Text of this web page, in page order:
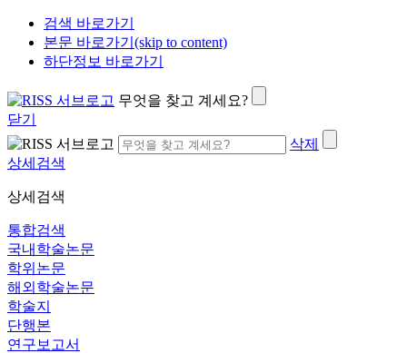
검색 바로가기
본문 바로가기(skip to content)
하단정보 바로가기
무엇을 찾고 계세요?
닫기
삭제
상세검색
상세검색
통합검색
국내학술논문
학위논문
해외학술논문
학술지
단행본
연구보고서